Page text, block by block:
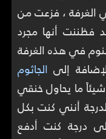
الغرفة ، فزعت من
فظننت أنها مجرد
في هذه الغرفة
إلى الجاثوم
ما يحاول خنقي
أنني كنت بكل
درجة كنت أدفع